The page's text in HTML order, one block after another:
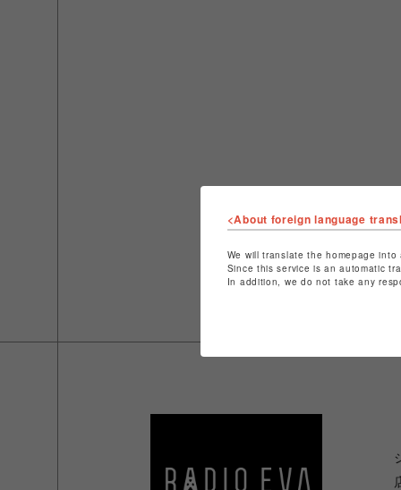
<About foreign language
We will translate the homepage
Since this service is an automatic
In addition, we do not take any